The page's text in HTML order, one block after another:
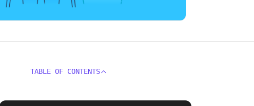
TABLE OF CONTENTS